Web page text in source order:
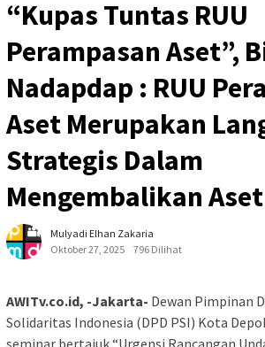
“Kupas Tuntas RUU
Perampasan Aset”,
Nadapdap : RUU
Aset Merupakan
Strategis Dalam
Mengembalikan
Mulyadi Elhan Zakaria
Oktober 27, 2025
796 Dilihat
AWITv.co.id, -Jakarta- Dewan Pimpinan
Solidaritas Indonesia (DPD PSI) Kota